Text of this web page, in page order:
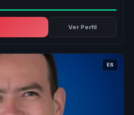
Ver Perfil
ES